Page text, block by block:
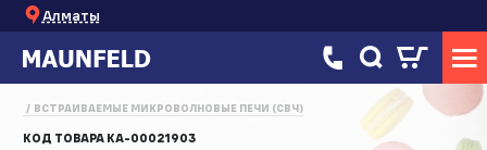
Алматы
ВСТРАИВАЕМЫЕ МИКРОВОЛНОВЫЕ ПЕЧИ (СВЧ)
КОД ТОВАРА КА-00021903